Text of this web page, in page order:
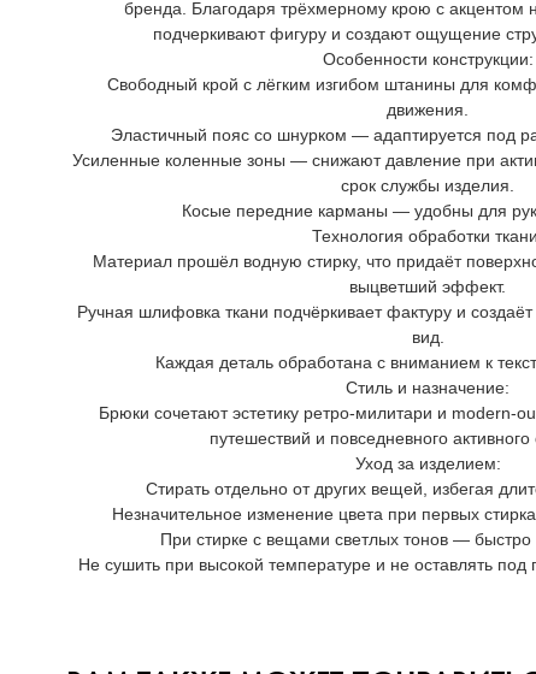
бренда. Благодаря трёхмерному крою с акцентом
подчеркивают фигуру и создают ощущение
Особенности конструкции:
Свободный крой с лёгким изгибом штанины для
движения.
Эластичный пояс со шнурком — адаптируется под
Усиленные коленные зоны — снижают давление при
срок службы изделия.
Косые передние карманы — удобны для
Технология обработки
Материал прошёл водную стирку, что придаёт
выцветший эффект.
Ручная шлифовка ткани подчёркивает фактуру и
вид.
Каждая деталь обработана с вниманием к
Стиль и назначение:
Брюки сочетают эстетику ретро-милитари и modern-
путешествий и повседневного активного
Уход за изделием:
Стирать отдельно от других вещей, избегая
Незначительное изменение цвета при первых
При стирке с вещами светлых тонов — быстро
Не сушить при высокой температуре и не оставлять